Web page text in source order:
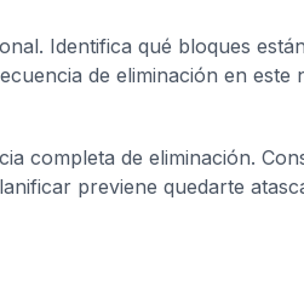
Identifica qué bloques
de eliminación en este
completa de eliminación.
previene quedarte